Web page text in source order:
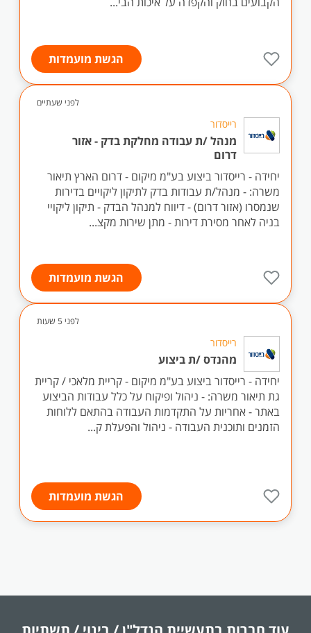
הגשת מועמדות
לפני שעתיים
רייסדור
מנהל /ת עבודה מחלקת בדק - אזור
דרום
יחידה - רייסדור ביצוע בע"מ מיקום - דרום הארץ תיאור
משרה: - מנהל/ת עבודות בדק לתיקון ליקויים בדירות
שנמסרו (אזור דרום) - דיווח למנהל הבדק - תיקון ליקויי
בניה לאחר מסירת דירות - מתן שירות מקצ...
הגשת מועמדות
לפני 5 שעות
רייסדור
מהנדס /ת ביצוע
יחידה - רייסדור ביצוע בע"מ מיקום - קריית מלאכי / קריית
גת תיאור משרה: - ניהול ופיקוח על כלל עבודות הביצוע
באתר - אחריות על התקדמות העבודה בהתאם ללוחות
הזמנים ותוכנית העבודה - ניהול והפעלת ק...
הגשת מועמדות